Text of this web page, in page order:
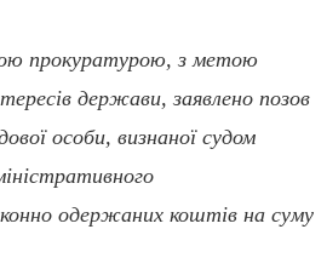
прокуратурою, з метою
держави, заявлено позов
особи, визнаної судом
одержаних коштів на суму